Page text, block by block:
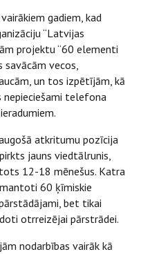
gadiem, kad
“Latvijas
projektu “60 elementi
savācām vecos,
un tos izpētījām, kā
nepieciešami telefona
atkritumu pozīcija
jauns viedtālrunis,
12-18 mēnešus. Katra
60 ķīmiskie
bet tikai
otrreizējai pārstrādei.
nodarbības vairāk kā